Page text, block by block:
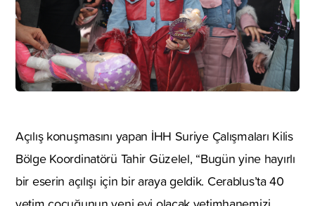
Açılış konuşmasını yapan İHH Suriye Çalışmaları Kilis
Bölge Koordinatörü Tahir Güzelel, “Bugün yine hayırlı
bir eserin açılışı için bir araya geldik. Cerablus’ta 40